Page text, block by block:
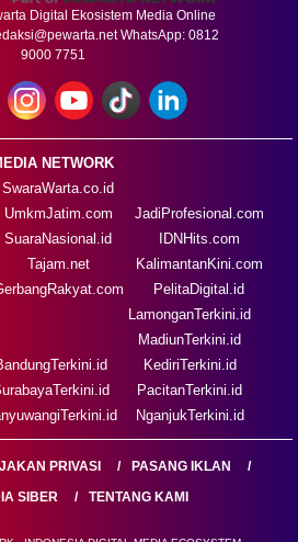
Digital Ekosistem Media Online
WhatsApp: 0812
9000 7751
NETWORK
SwaraWarta.co.id
UmkmJatim.com
SuaraNasional.id
Tajam.net
JadiProfesional.com
IDNHits.com
KalimantanKini.com
PelitaDigital.id
LamonganTerkini.id
MadiunTerkini.id
KediriTerkini.id
PacitanTerkini.id
NganjukTerkini.id
PRIVASI
PASANG IKLAN
SIBER
TENTANG KAMI